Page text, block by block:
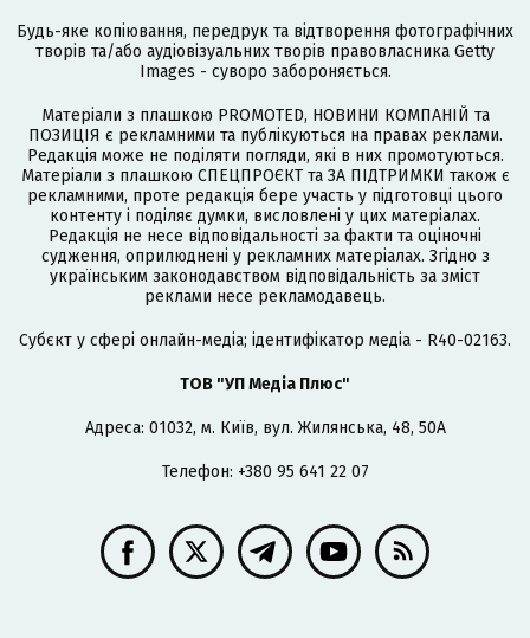
Будь-яке копіювання, передрук та відтворення фотографічних
творів та/або аудіовізуальних творів правовласника Getty
Images - суворо забороняється.
Матеріали з плашкою PROMOTED, НОВИНИ КОМПАНІЙ та
ПОЗИЦІЯ є рекламними та публікуються на правах реклами.
Редакція може не поділяти погляди, які в них промотуються.
Матеріали з плашкою СПЕЦПРОЄКТ та ЗА ПІДТРИМКИ також є
рекламними, проте редакція бере участь у підготовці цього
контенту і поділяє думки, висловлені у цих матеріалах.
Редакція не несе відповідальності за факти та оціночні
судження, оприлюднені у рекламних матеріалах. Згідно з
українським законодавством відповідальність за зміст
реклами несе рекламодавець.
Cубєкт у сфері онлайн-медіа; ідентифікатор медіа - R40-02163.
ТОВ "УП Медіа Плюс"
Адреса: 01032, м. Київ, вул. Жилянська, 48, 50А
Телефон: +380 95 641 22 07